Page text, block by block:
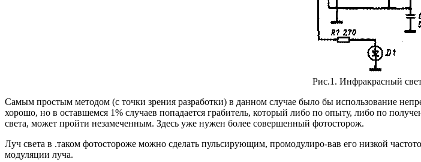
Рис.1. Инфракрасный
Самым простым методом (с точки зрения разработки) в данном случае было бы использование
хорошо, но в оставшемся 1% случаев попадается грабитель, который либо по опыту, либо по
света, может пройти незамеченным. Здесь уже нужен более совершенный фотосторож.
Луч света в .таком фотостороже можно сделать пульсирующим, промодулиро-вав его низкой
модуляции луча.